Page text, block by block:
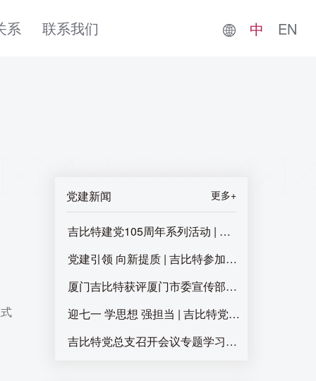
系 联系我们 中 EN
党建新闻 更多+
吉比特建党105周年系列活动 | 追寻红色足迹 书
党建引领 向新提质 | 吉比特参加2026年度厦门市
厦门吉比特获评厦门市委宣传部“2025年厦门市
迎七一 学思想 强担当 | 吉比特党总支召开“七一”
吉比特党总支召开会议专题学习党的二十届三中